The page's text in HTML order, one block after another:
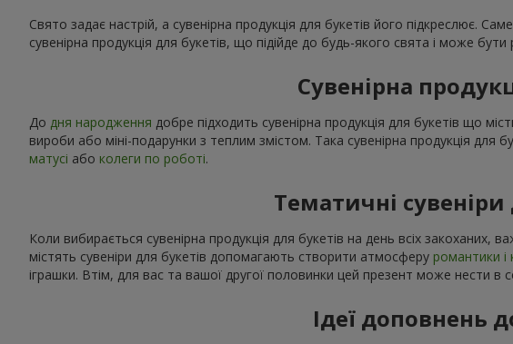
Свято задає настрій, а сувенірна продукція для букетів його підкреслює.
сувенірна продукція для букетів, що підійде до будь-якого свята і може
Сувенірна
До дня народження добре підходить сувенірна продукція для букетів що
вироби або міні-подарунки з теплим змістом. Така сувенірна продукція для
матусі або колеги по роботі.
Тематичні
Коли вибирається сувенірна продукція для букетів на день всіх
містять сувеніри для букетів допомагають створити атмосферу романтики і
іграшки. Втім, для вас та вашої другої половинки цей презент може нести в
Ідеї доповнень